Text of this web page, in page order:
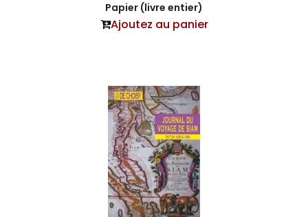
Papier (livre entier)
Ajoutez au panier